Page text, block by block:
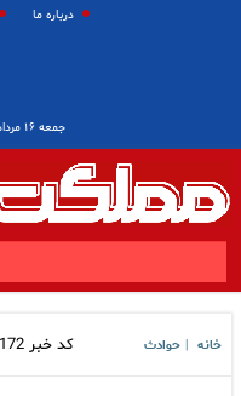
درباره ما
جمعه ۱۶ مرداد ۱۴۰۵
خانه حوادث کد خبر